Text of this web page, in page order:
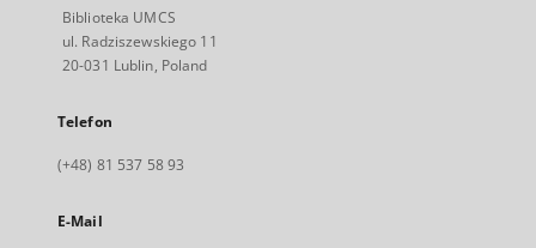
Biblioteka UMCS
ul. Radziszewskiego 11
20-031 Lublin, Poland
Telefon
(+48) 81 537 58 93
E-Mail